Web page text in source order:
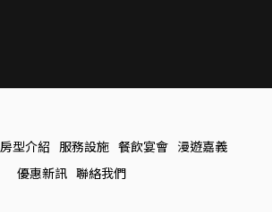
房型介紹 服務設施 餐飲宴會 漫遊嘉義
優惠新訊 聯絡我們